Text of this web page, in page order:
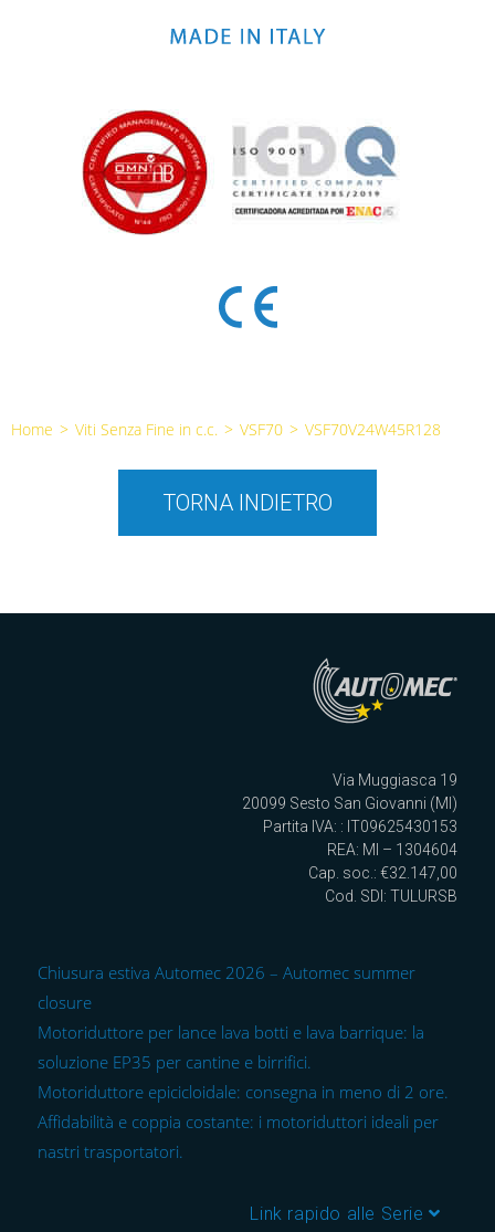
Home > Viti Senza Fine in c.c. > VSF70 > VSF70V24W45R128
TORNA INDIETRO
Via Muggiasca 19
20099 Sesto San Giovanni (MI)
Partita IVA: : IT09625430153
REA: MI – 1304604
Cap. soc.: €32.147,00
Cod. SDI: TULURSB
Chiusura estiva Automec 2026 – Automec summer
closure
Motoriduttore per lance lava botti e lava barrique: la
soluzione EP35 per cantine e birrifici.
Motoriduttore epicicloidale: consegna in meno di 2 ore.
Affidabilità e coppia costante: i motoriduttori ideali per
nastri trasportatori.
Link rapido alle Serie